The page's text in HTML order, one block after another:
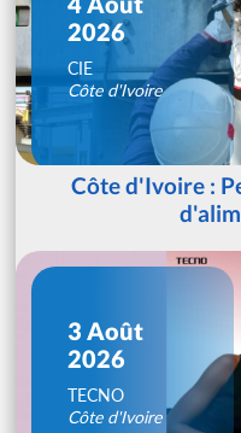
2026
CIE
Côte d'Ivoire
Côte d'Ivoire :
3 Août
2026
TECNO
Côte d'Ivoire